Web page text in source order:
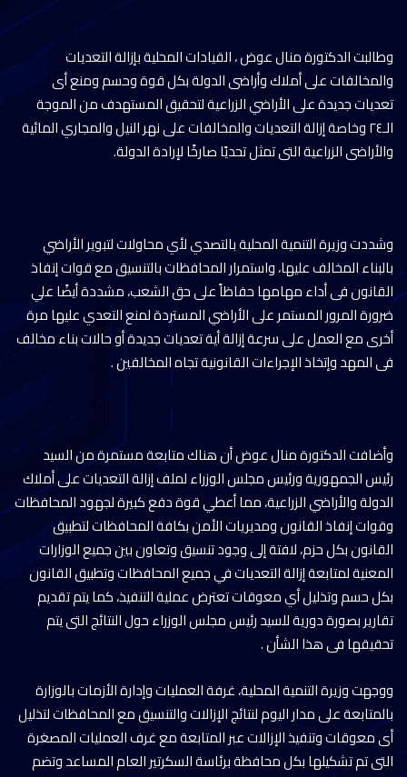
وطالبت الدكتورة منال عوض ، القيادات المحلية بإزالة التعديات
والمخالفات على أملاك وأراضى الدولة بكل قوة وحسم ومنع أى
تعديات جديدة على الأراضي الزراعية لتحقيق المستهدف من الموجة
الـ٢٤ وخاصة إزالة التعديات والمخالفات على نهر النيل والمجاري المائية
والأراضى الزراعية التى تمثل تحديًا صارخًا لإرادة الدولة.
وشددت وزيرة التنمية المحلية بالتصدي لأي محاولات لتبوير الأراضي
بالبناء المخالف عليها، واستمرار المحافظات بالتنسيق مع قوات إنفاذ
القانون فى أداء مهامها حفاظاً على حق الشعب، مشددة أيضًا علي
ضرورة المرور المستمر على الأراضي المستردة لمنع التعدي عليها مرة
أخرى مع العمل على سرعة إزالة أية تعديات جديدة أو حالات بناء مخالف
فى المهد وإتخاذ الإجراءات القانونية تجاه المخالفين .
وأضافت الدكتورة منال عوض أن هناك متابعة مستمرة من السيد
رئيس الجمهورية ورئيس مجلس الوزراء لملف إزالة التعديات على أملاك
الدولة والأراضي الزراعية، مما أعطي قوة دفع كبيرة لجهود المحافظات
وقوات إنفاذ القانون ومديريات الأمن بكافة المحافظات لتطبيق
القانون بكل حزم، لافتة إلى وجود تنسيق وتعاون بين جميع الوزارات
المعنية لمتابعة إزالة التعديات في جميع المحافظات وتطبيق القانون
بكل حسم وتذليل أي معوقات تعترض عملية التنفيذ، كما يتم تقديم
تقارير بصورة دورية للسيد رئيس مجلس الوزراء حول النتائج التى يتم
تحقيقها فى هذا الشأن .
ووجهت وزيرة التنمية المحلية، غرفة العمليات وإدارة الأزمات بالوزارة
بالمتابعة على مدار اليوم لنتائج الإزالات والتنسيق مع المحافظات لتذليل
أى معوقات وتنفيذ الإزالات عبر المتابعة مع غرف العمليات المصغرة
التى تم تشكيلها بكل محافظة برئاسة السكرتير العام المساعد وتضم